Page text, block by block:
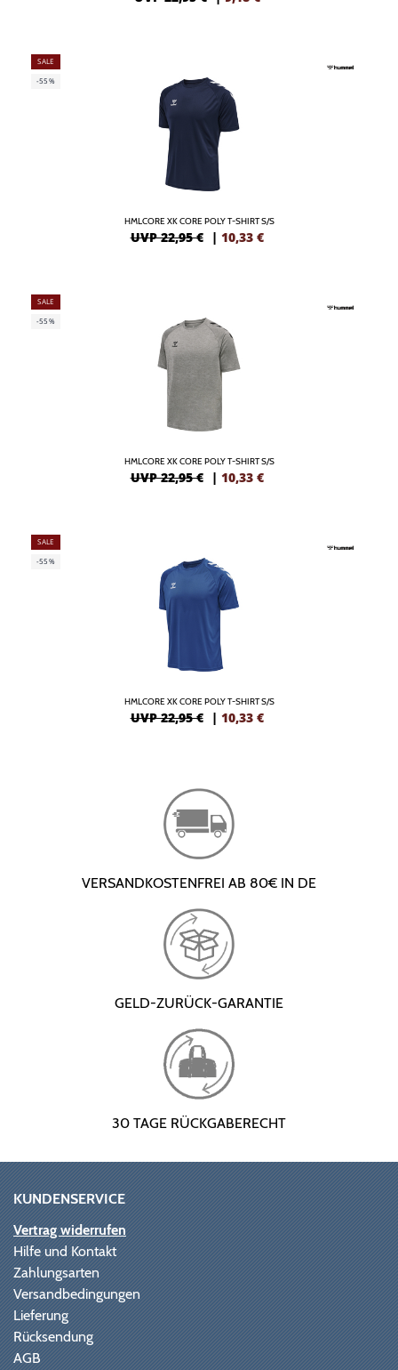
SALE
-55%
HMLCORE XK CORE POLY T-SHIRT S/S
UVP 22,95 € | 10,33 €
SALE
-55%
HMLCORE XK CORE POLY T-SHIRT S/S
UVP 22,95 € | 10,33 €
SALE
-55%
HMLCORE XK CORE POLY T-SHIRT S/S
UVP 22,95 € | 10,33 €
VERSANDKOSTENFREI AB 80€ IN DE
GELD-ZURÜCK-GARANTIE
30 TAGE RÜCKGABERECHT
KUNDENSERVICE
Vertrag widerrufen
Hilfe und Kontakt
Zahlungsarten
Versandbedingungen
Lieferung
Rücksendung
AGB